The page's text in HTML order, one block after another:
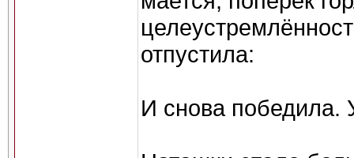
отпустила:
И снова победила.